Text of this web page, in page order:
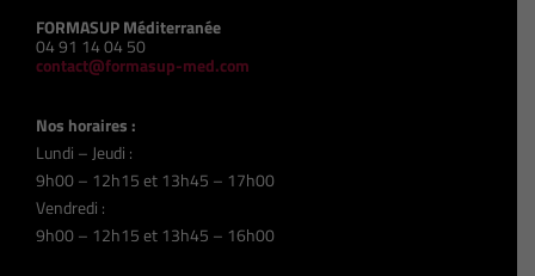
FORMASUP Méditerranée
04 91 14 04 50
contact@formasup-med.com
Nos horaires :
Lundi – Jeudi :
9h00 – 12h15 et 13h45 – 17h00
Vendredi :
9h00 – 12h15 et 13h45 – 16h00